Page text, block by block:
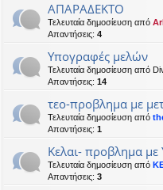
ΑΠΑΡΑΔΕΚΤΟ
Τελευταία δημοσίευση από
Απαντήσεις: 4
Υπογραφές μελών
Τελευταία δημοσίευση από
Απαντήσεις: 14
τεο-προβλημα με
Τελευταία δημοσίευση από
Απαντήσεις: 1
Κελαι- προβλημα με
Τελευταία δημοσίευση από
Απαντήσεις: 3